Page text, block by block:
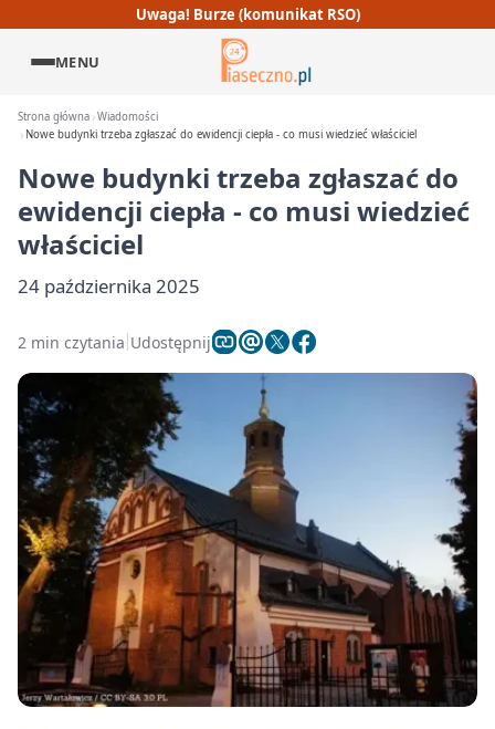
Uwaga! Burze (komunikat RSO)
MENU
Strona główna Wiadomości
Nowe budynki trzeba zgłaszać do ewidencji ciepła - co musi wiedzieć właściciel
Nowe budynki trzeba zgłaszać do
ewidencji ciepła - co musi wiedzieć
właściciel
24 października 2025
2 min czytania Udostępnij